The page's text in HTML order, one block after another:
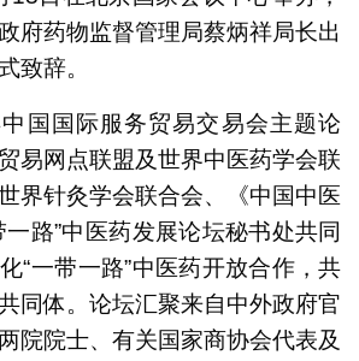
府药物监督管理局蔡炳祥局长出
致辞。
国国际服务贸易交易会主题论
易网点联盟及世界中医药学会联
界针灸学会联合会、《中国中医
一路”中医药发展论坛秘书处共同
“一带一路”中医药开放合作，共
同体。论坛汇聚来自中外政府官
院院士、有关国家商协会代表及